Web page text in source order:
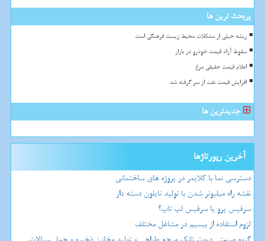
پربحث ترین ها
ریشه خیلی از مشکلات محیط زیست فرهنگی است
سقوط آزاد قیمت خودرو در بازار
اعلام قیمت حقیقی مرغ
افزایش قیمت نفت از سر گرفته شد
جدیدترین ها
آخرین رپورتاژها
دسترسی نما با کلایمر در پروژه های ساختمانی
نقشه راه میلیونر شدن با تولید نایلون دسته دار
سرفیس پرو یا سرفیس لپ تاپ؟
لزوم استفاده از بیسیم در مشاغل مختلف